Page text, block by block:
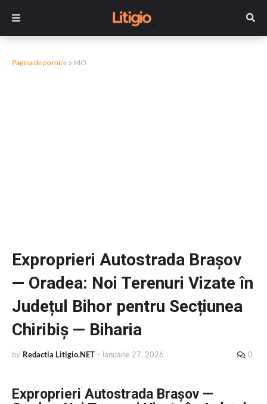
Pagina de pornire MO
Exproprieri Autostrada Brașov
— Oradea: Noi Terenuri Vizate în
Județul Bihor pentru Secțiunea
Chiribiș — Biharia
by Redactia Litigio.NET - ianuarie 27, 2026 0
Exproprieri Autostrada Brașov —